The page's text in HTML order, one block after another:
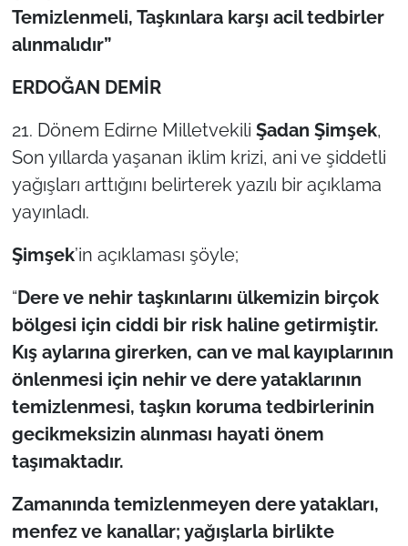
Temizlenmeli, Taşkınlara karşı acil tedbirler
alınmalıdır”
ERDOĞAN DEMİR
21. Dönem Edirne Milletvekili Şadan Şimşek,
Son yıllarda yaşanan iklim krizi, ani ve şiddetli
yağışları arttığını belirterek yazılı bir açıklama
yayınladı.
Şimşek’in açıklaması şöyle;
“Dere ve nehir taşkınlarını ülkemizin birçok
bölgesi için ciddi bir risk haline getirmiştir.
Kış aylarına girerken, can ve mal kayıplarının
önlenmesi için nehir ve dere yataklarının
temizlenmesi, taşkın koruma tedbirlerinin
gecikmeksizin alınması hayati önem
taşımaktadır.
Zamanında temizlenmeyen dere yatakları,
menfez ve kanallar; yağışlarla birlikte
EDİRNE
TEKİRDAĞ
ÇANAKKALE
TÜRKİYE
Güvenlik
Genel
Politika
Flaş Haber
Dış Haberler
Magazin